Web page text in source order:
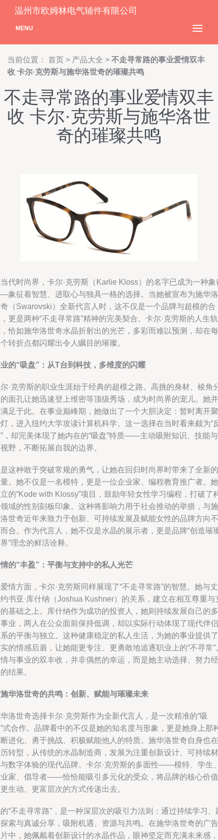
温州市欧姆林电气辅件有限公司
MENU
当前位置： 首页 > 产品大全 > 不走寻常路的事业爱情双丰
收 卡尔·克劳斯与施华洛世奇的璀璨共鸣
不走寻常路的事业爱情双丰
收 卡尔·克劳斯与施华洛世
奇的璀璨共鸣
代时尚界，卡尔·克劳斯（Karlie Kloss）的名字已成为一种象
象征着智慧、进取心与独具一格的选择。当她被宣布为施华洛
（Swarovski）全新代言人时，这不仅是一个品牌与超模的合
更是两种“不走寻常路”精神的完美契合。卡尔·克劳斯的人生轨
恰如施华洛世奇水晶折射出的光芒，多彩而难以预测，却在每
转折点都闪耀出令人瞩目的璀璨。
的“吸盘”：从T台到科技，多维度的闪耀
·克劳斯的职业生涯始于经典的超模之路。高挑的身材、棱角
面孔让她迅速登上维密等顶级秀场，成为时尚界的宠儿。她并
足于此。在事业巅峰期，她做出了一个大胆决定：暂时离开聚
，进入纽约大学攻读计算机科学。这一选择在当时看来颇为“
，却完美体现了她内在的“吸盘”特质——主动吸附知识、技能与
野，不断拓展自我的边界。
这种敢于突破常规的勇气，让她在回归时尚界时带来了全新的
。她不仅是一名模特，更是一位企业家、编程教育推广者。她
的“Kode with Klossy”项目，鼓励年轻女性学习编程，打破了
域的性别刻板印象。这种将影响力用于社会推动的举措，与施
世奇近年来致力于创新、可持续发展及赋能女性的品牌方向不
合。作为代言人，她不仅是水晶的展示者，更是品牌“创造璀
”理念的鲜活诠释。
的“丰盈”：平衡与支持中的私人光芒
情方面，卡尔·克劳斯同样展现了“不走寻常路”的智慧。她与丈
书亚·库什纳（Joshua Kushner）的关系，建立在相互尊重与
基础之上。库什纳作为成功的投资人，她则持续发展自己的多
业，两人在公众面前保持低调，却以实际行动体现了现代伴侣
的平衡与独立。这种健康稳定的私人生活，为她的事业提供了
的情感后盾，让她能更专注、更勇敢地追逐职业上的“不寻常”
与事业的双丰收，并非偶然的幸运，而是她主动选择、努力经
结果。
华洛世奇的共鸣：创新、赋能与璀璨未来
洛世奇选择卡尔·克劳斯作为全新代言人，是一次精准的“吸
式合作。品牌看中的不仅是她的知名度与形象，更是她身上那
进化、勇于挑战、积极赋能他人的特质。施华洛世奇自身也在
转型，从传统的水晶制造商，发展为注重创新设计、可持续材
数字体验的现代品牌。卡尔·克劳斯的多面性——模特、学生
家、倡导者——恰恰能吸引多元化的受众，将品牌的核心价值
生动、更富层次的方式传递出去。
“不走寻常路”，是一种深层次的吸引力法则：通过持续学习、
索与真诚分享，吸附机遇、资源与共鸣。在施华洛世奇的广告
中，她佩戴着创新设计的水晶作品，眼神坚定而充满未来感，